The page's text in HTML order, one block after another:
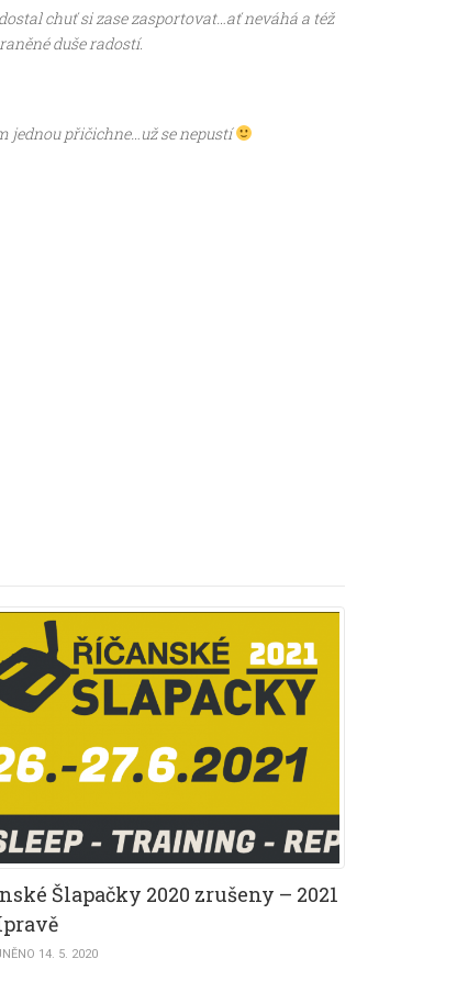
chuť si zase zasportovat…ať neváhá a též
duše radostí.
jednou přičichne…už se nepustí
Šlapačky 2020 zrušeny – 2021
14. 5. 2020